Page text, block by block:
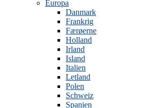
Europa
Danmark
Frankrig
Færøerne
Holland
Irland
Island
Italien
Letland
Polen
Schweiz
Spanien